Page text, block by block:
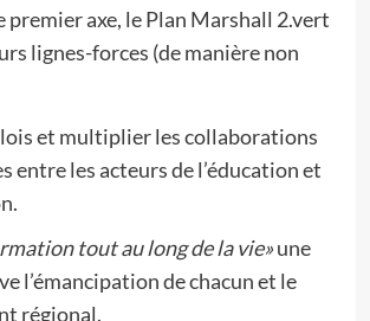
premier axe, le Plan Marshall 2.vert
lignes-forces (de manière non
et multiplier les collaborations
entre les acteurs de l’éducation et
tout au long de la vie»une
l’émancipation de chacun et le
régional.